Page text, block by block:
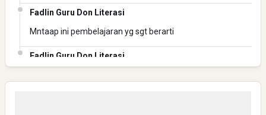
Fadlin Guru Don Literasi
Mntaap ini pembelajaran yg sgt berarti
Fadlin Guru Don Literasi